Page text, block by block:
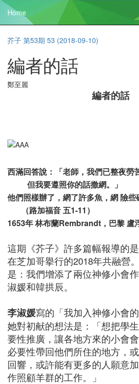
Home
芥子 第53期 53 (2018-09-10)
編者的話
鄭至麗
編者的話
西滿回答說：「老師，我們已整夜勞
但我要遵照你的話撒網。」
他們照樣辦了，網了許多魚，網 險些
（路加福音 五1-11）
1653年 林布蘭Rembrandt，巴黎 盧
這期《芥子》許多篇幅報導的
在芝加哥擧行的2018年共融營
是：我們增添了兩位神修小會
淑媛和韓拱辰。
李淑媛寫的「我加入神修小會
她對初献的想法是：「想把學
要性推廣，讓各地方來的小會
必要性帶回他們所住的地方，
回響，或許能有更多的人願意
作照顧羊群的工作。」